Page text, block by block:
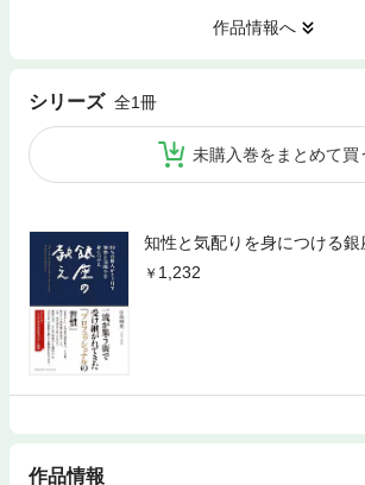
作品情報へ
シリーズ 全1冊
未購入巻をまとめて買
知性と気配りを身につける銀
1,232
作品情報